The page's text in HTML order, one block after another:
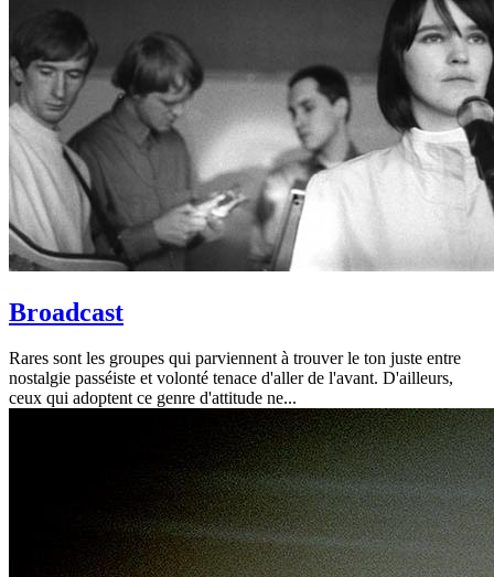
Broadcast
Rares sont les groupes qui parviennent à trouver le ton juste entre
nostalgie passéiste et volonté tenace d'aller de l'avant. D'ailleurs,
ceux qui adoptent ce genre d'attitude ne...